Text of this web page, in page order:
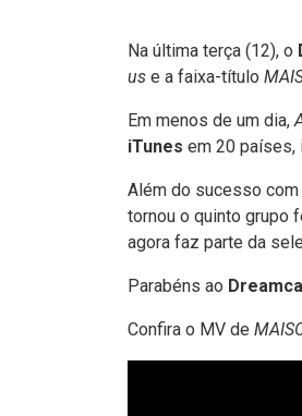
Na última terça (12), o
us e a faixa-título
Em menos de um dia,
iTunes em 20 países,
Além do sucesso com
tornou o quinto grupo
agora faz parte da
Parabéns ao
Confira o MV de